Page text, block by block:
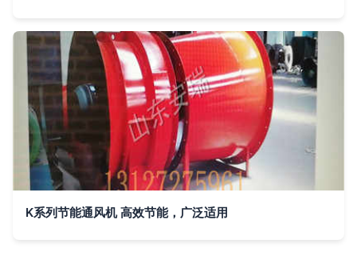
K系列节能通风机 高效节能，广泛适用